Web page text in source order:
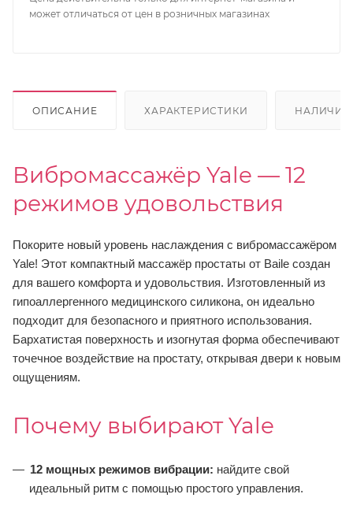
может отличаться от цен в розничных магазинах
ОПИСАНИЕ ХАРАКТЕРИСТИКИ НАЛИЧИЕ
Вибромассажёр Yale — 12
режимов удовольствия
Покорите новый уровень наслаждения с вибромассажёром
Yale! Этот компактный массажёр простаты от Baile создан
для вашего комфорта и удовольствия. Изготовленный из
гипоаллергенного медицинского силикона, он идеально
подходит для безопасного и приятного использования.
Бархатистая поверхность и изогнутая форма обеспечивают
точечное воздействие на простату, открывая двери к новым
ощущениям.
Почему выбирают Yale
12 мощных режимов вибрации: найдите свой
идеальный ритм с помощью простого управления.